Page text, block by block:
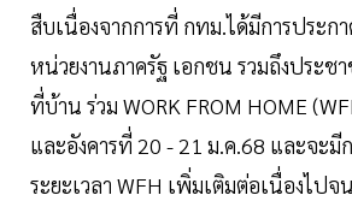
สืบเนื่องจากการที่ กทม.ได้มีการประก
หน่วยงานภาครัฐ เอกชน รวมถึงประช
ที่บ้าน ร่วม WORK FROM HOME
และอังคารที่ 20 - 21 ม.ค.68 และจะมี
ระยะเวลา WFH เพิ่มเติมต่อเนื่องไป